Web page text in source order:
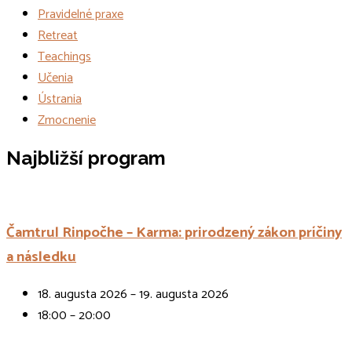
Pravidelné praxe
Retreat
Teachings
Učenia
Ústrania
Zmocnenie
Udalosti
Najbližší program
Čamtrul Rinpočhe – Karma: prirodzený zákon príčiny
a následku
18. augusta 2026 – 19. augusta 2026
18:00 – 20:00